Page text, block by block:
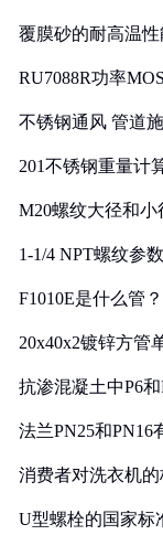
覆膜砂的耐高温
RU7088R功率
不锈钢通风 管道
201不锈钢重量计
M20螺纹大径和小
1-1/4 NPT螺纹参
F1010E是什么管
20x40x2镀锌方管
抗渗混凝土中P6
法兰PN25和PN16
消费者对洗衣机
U型螺栓的国家标